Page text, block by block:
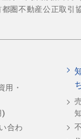
都圏不動産公正取
用・
)
合わ